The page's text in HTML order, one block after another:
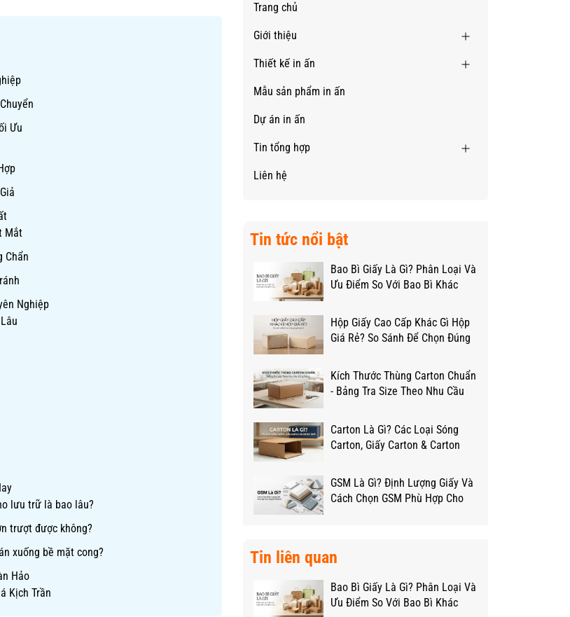
Ưu
Mắt
Chẩn
Nghiệp
lưu trữ là bao lâu?
trượt được không?
xuống bề mặt cong?
Hảo
Kịch Trần
Trang chủ
Giới thiệu
Thiết kế in ấn
Mẫu sản phẩm in ấn
Dự án in ấn
Tin tổng hợp
Liên hệ
Tin tức nổi bật
Bao Bì Giấy Là Gì? Phân Loại Và
Ưu Điểm So Với Bao Bì Khác
Hộp Giấy Cao Cấp Khác Gì Hộp
Giá Rẻ? So Sánh Để Chọn Đúng
Kích Thước Thùng Carton Chuẩn
- Bảng Tra Size Theo Nhu Cầu
Carton Là Gì? Các Loại Sóng
Carton, Giấy Carton & Carton
GSM Là Gì? Định Lượng Giấy Và
Cách Chọn GSM Phù Hợp Cho
Tin liên quan
Bao Bì Giấy Là Gì? Phân Loại Và
Ưu Điểm So Với Bao Bì Khác